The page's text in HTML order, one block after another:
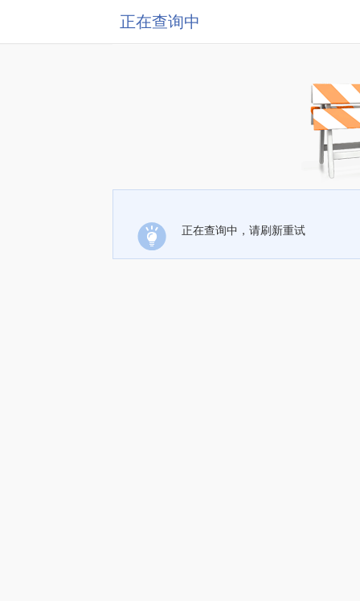
正在查询中
正在查询中，请刷新重试